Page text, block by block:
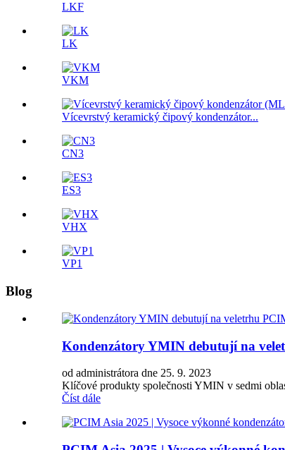
LKF
LK
VKM
Vícevrstvý keramický čipový kondenzátor...
CN3
ES3
VHX
VP1
Blog
Kondenzátory YMIN debutují na
od administrátora dne 25. 9. 2023
Klíčové produkty společnosti YMIN v sedmi
Číst dále